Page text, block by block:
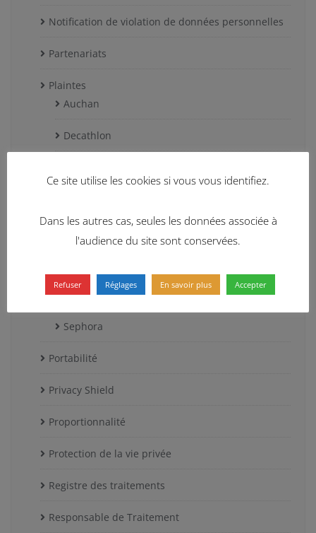
Notification de violation de données personnelles
Partenariats
Plaintes
Auchan
Decathlon
Leroy Merlin
Sephora
Portabilité
Privacy Shield
Proportionnalité
Protection de la vie privée
Registre des traitements
Responsable de Traitement
Ce site utilise les cookies si vous vous identifiez.
Dans les autres cas, seules les données associée à
l'audience du site sont conservées.
Refuser Réglages En savoir plus Accepter